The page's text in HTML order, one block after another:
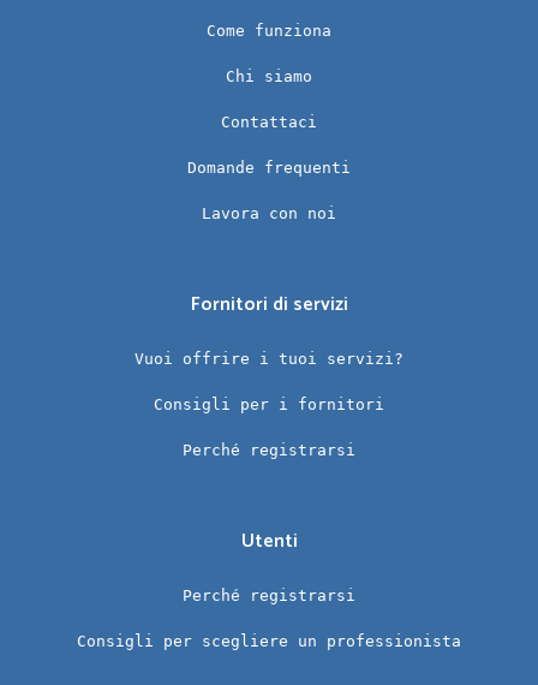
Come funziona
Chi siamo
Contattaci
Domande frequenti
Lavora con noi
Fornitori di servizi
Vuoi offrire i tuoi servizi?
Consigli per i fornitori
Perché registrarsi
Utenti
Perché registrarsi
Consigli per scegliere un professionista